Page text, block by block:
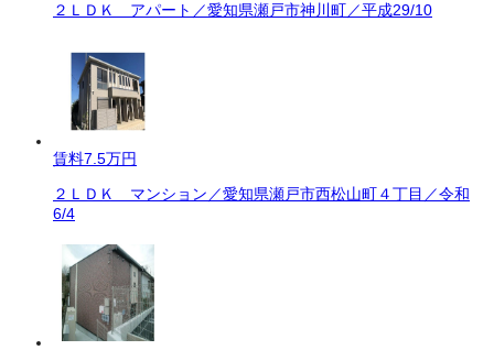
２ＬＤＫ アパート／愛知県瀬戸市神川町／平成29/10
賃料7.5万円
２ＬＤＫ マンション／愛知県瀬戸市西松山町４丁目／令和
6/4